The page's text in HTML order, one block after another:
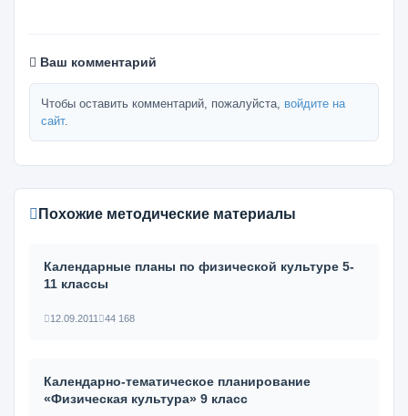
Ваш комментарий
Чтобы оставить комментарий, пожалуйста, войдите на
сайт.
Похожие методические материалы
Календарные планы по физической культуре 5-
11 классы
12.09.2011 44 168
Календарно-тематическое планирование
«Физическая культура» 9 класс